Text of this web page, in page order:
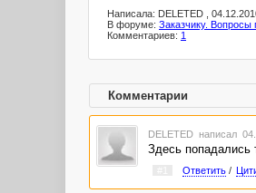
Написала: DELETED ,
В форуме: Заказчику. Вопросы
Комментариев: 1
Комментарии
DELETED написал
Здесь попадались
Ответить/